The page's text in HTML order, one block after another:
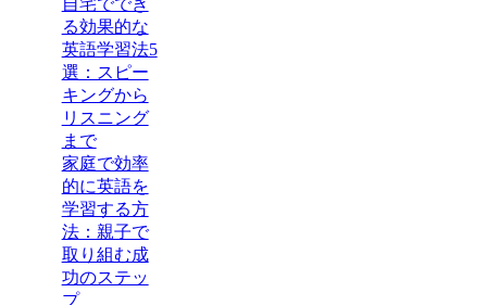
自宅ででき
る効果的な
英語学習法5
選：スピー
キングから
リスニング
まで
家庭で効率
的に英語を
学習する方
法：親子で
取り組む成
功のステッ
プ